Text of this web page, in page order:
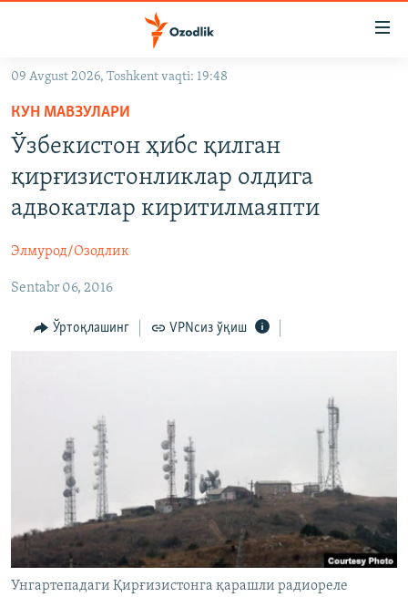
Асосий
навигацияга
ўтинг
Қидиришга
ўтинг
OZODVIDEO
На русском
ИЖТИМОИЙ ТАРМОҚЛАР
09 Avgust 2026, Toshkent vaqti: 19:48
КУН МАВЗУЛАРИ
Ўзбекистон ҳибс қилган
қирғизистонликлар олдига
адвокатлар киритилмаяпти
Элмурод/Озодлик
Sentabr 06, 2016
Ўртоқлашинг VPNсиз ўқиш
Унгартепадаги Қирғизистонга қарашли радиореле